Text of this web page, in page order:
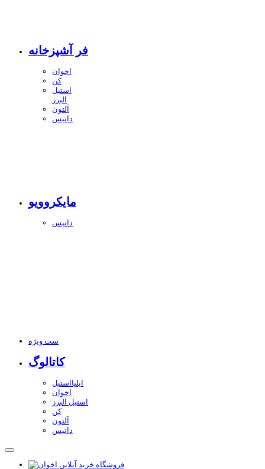
فر آشپزخانه
اخوان
کن
استیل
البرز
آلتون
داتیس
مایکروویو
داتیس
ست ویژه
کاتالوگ
ایلیااستیل
اخوان
استیل البرز
کن
آلتون
داتیس